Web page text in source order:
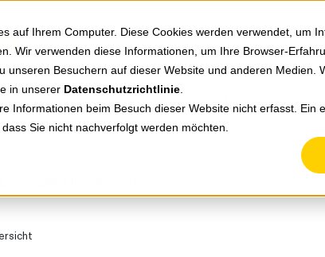
auf Ihrem Computer. Diese Cookies werden verwendet, um
Wir verwenden diese Informationen, um Ihre Browser-
unseren Besuchern auf dieser Website und anderen Medien.
in unserer Datenschutzrichtlinie
Informationen beim Besuch dieser Website nicht erfasst. Ein
Sie nicht nachverfolgt werden möchten.
Markenwelten Service & Retouren